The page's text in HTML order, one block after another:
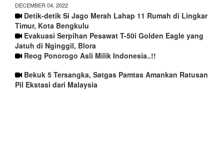
DECEMBER 04, 2022
Detik-detik Si Jago Merah Lahap 11 Rumah di Lingkar
Timur, Kota Bengkulu
Evakuasi Serpihan Pesawat T-50i Golden Eagle yang
Jatuh di Nginggil, Blora
Reog Ponorogo Asli Milik Indonesia..!!
Bekuk 5 Tersangka, Satgas Pamtas Amankan Ratusan
Pil Ekstasi dari Malaysia